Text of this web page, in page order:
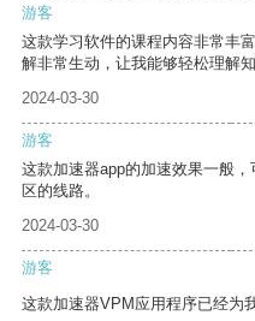
游客
这款学习软件的课程内容非常丰
解非常生动，让我能够轻松理解知
2024-03-30
游客
这款加速器app的加速效果一般
区的线路。
2024-03-30
游客
这款加速器VPM应用程序已经为